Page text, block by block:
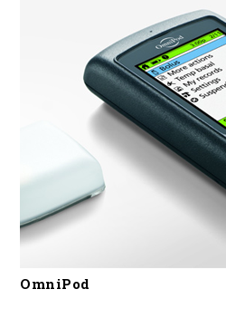
OmniPod